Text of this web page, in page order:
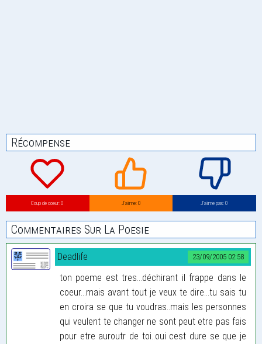
Récompense
Coup de coeur: 0 J’aime: 0 J’aime pas: 0
Commentaires Sur La Poesie
23/09/2005 02:58
Deadlife
ton poeme est tres...déchirant il frappe dans le
coeur...mais avant tout je veux te dire...tu sais tu
en croira se que tu voudras..mais les personnes
qui veulent te changer ne sont peut etre pas fais
pour etre auroutr de toi..oui cest dure se que je